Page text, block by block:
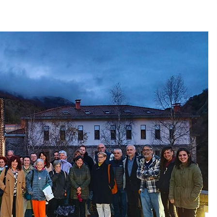
SOINUGELA: Paul McCartney eta
Ringo Starr-en lan berriak
2026/07/03